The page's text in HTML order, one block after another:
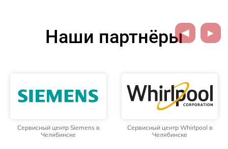
Наши партнёры
Сервисный центр Siemens в
Челябинске
Сервисный центр Whirlpool в
Челябинске